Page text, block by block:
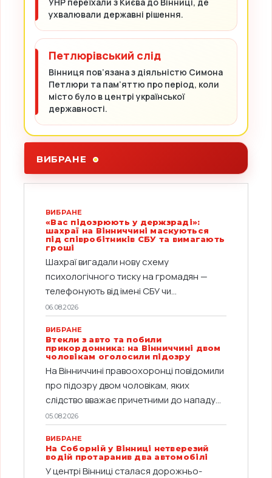
ухвалювали державні рішення.
Петлюрівський слід
Вінниця пов’язана з діяльністю Симона
Петлюри та пам’яттю про період, коли
місто було в центрі української
державності.
ВИБРАНЕ
ВИБРАНЕ
«Вас підозрюють у держзраді»:
шахраї на Вінниччині маскуються
під співробітників СБУ та вимагають
гроші
Шахраї вигадали нову схему
психологічного тиску на громадян —
телефонують від імені СБУ чи...
06.08.2026
ВИБРАНЕ
Втекли з авто та побили
прикордонника: на Вінниччині двом
чоловікам оголосили підозру
На Вінниччині правоохоронці повідомили
про підозру двом чоловікам, яких
слідство вважає причетними до нападу...
05.08.2026
ВИБРАНЕ
На Соборній у Вінниці нетверезий
водій протаранив два автомобілі
У центрі Вінниці сталася дорожньо-